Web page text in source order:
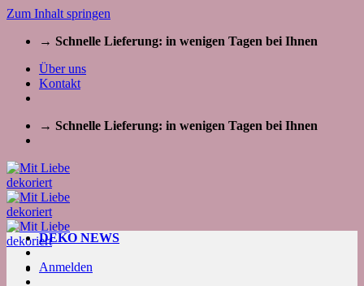
Zum Inhalt springen
→ Schnelle Lieferung: in wenigen Tagen bei Ihnen
Über uns
Kontakt
→ Schnelle Lieferung: in wenigen Tagen bei Ihnen
DEKO NEWS
Anmelden